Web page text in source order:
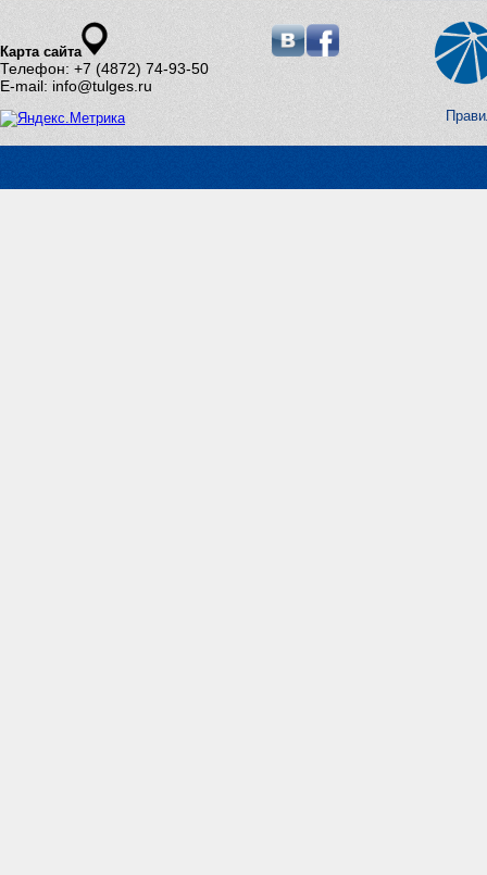
Карта сайта
Телефон: +7 (4872) 74-93-50
E-mail: info@tulges.ru